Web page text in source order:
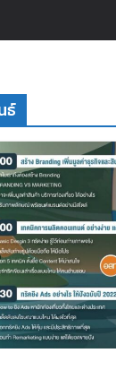
(กรอ.) กลุ่มจังหวัดภาค
ในวันที่ 20 มีนาค
ธ์